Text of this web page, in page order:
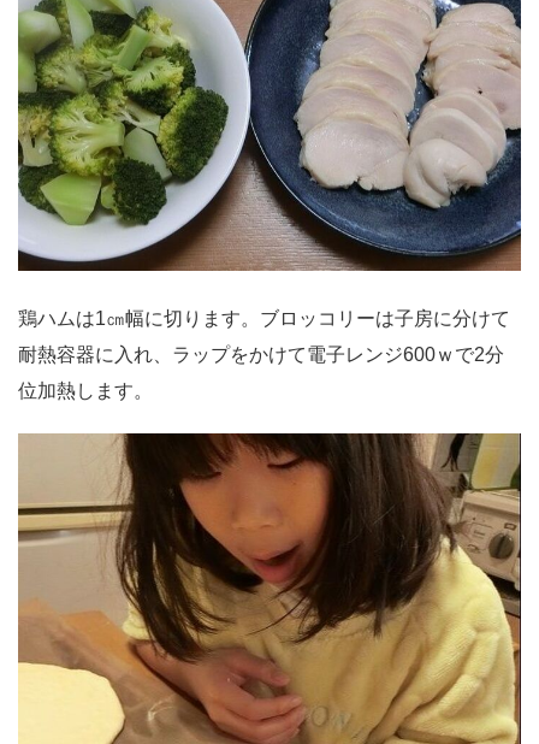
鶏ハムは1㎝幅に切ります。ブロッコリーは子房に分けて
耐熱容器に入れ、ラップをかけて電子レンジ600ｗで2分
位加熱します。